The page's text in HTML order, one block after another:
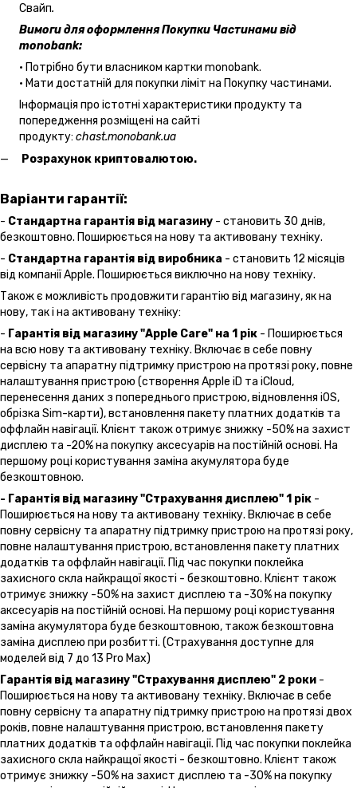
Cвайп.
Вимоги для оформлення Покупки Частинами від
monobank:
• Потрібно бути власником картки monobank.
• Мати достатній для покупки ліміт на Покупку частинами.
Інформація про істотні характеристики продукту та
попередження розміщені на сайті
продукту: chast.monobank.ua
Розрахунок криптовалютою.
Варіанти гарантії:
- Стандартна гарантія від магазину - становить 30 днів,
безкоштовно. Поширюється на нову та активовану техніку.
- Стандартна гарантія від виробника - становить 12 місяців
від компанії Apple. Поширюється виключно на нову техніку.
Також є можливість продовжити гарантію від магазину, як на
нову, так і на активовану техніку:
- Гарантія від магазину "Apple Care" на 1 рік - Поширюється
на всю нову та активовану техніку. Включає в себе повну
сервісну та апаратну підтримку пристрою на протязі року, повне
налаштування пристрою (створення Apple iD та iCloud,
перенесення даних з попереднього пристрою, відновлення іOS,
обрізка Sim-карти), встановлення пакету платних додатків та
оффлайн навігації. Клієнт також отримує знижку -50% на захист
дисплею та -20% на покупку аксесуарів на постійній основі. На
першому році користування заміна акумулятора буде
безкоштовною.
- Гарантія від магазину "Страхування дисплею" 1 рік -
Поширюється на нову та активовану техніку. Включає в себе
повну сервісну та апаратну підтримку пристрою на протязі року,
повне налаштування пристрою, встановлення пакету платних
додатків та оффлайн навігації. Під час покупки поклейка
захисного скла найкращої якості - безкоштовно. Клієнт також
отримує знижку -50% на захист дисплею та -30% на покупку
аксесуарів на постійній основі. На першому році користування
заміна акумулятора буде безкоштовною, також безкоштовна
заміна дисплею при розбитті. (Страхування доступне для
моделей від 7 до 13 Pro Max)
Гарантія від магазину "Страхування дисплею" 2 роки -
Поширюється на нову та активовану техніку. Включає в себе
повну сервісну та апаратну підтримку пристрою на протязі двох
років, повне налаштування пристрою, встановлення пакету
платних додатків та оффлайн навігації. Під час покупки поклейка
захисного скла найкращої якості - безкоштовно. Клієнт також
отримує знижку -50% на захист дисплею та -30% на покупку